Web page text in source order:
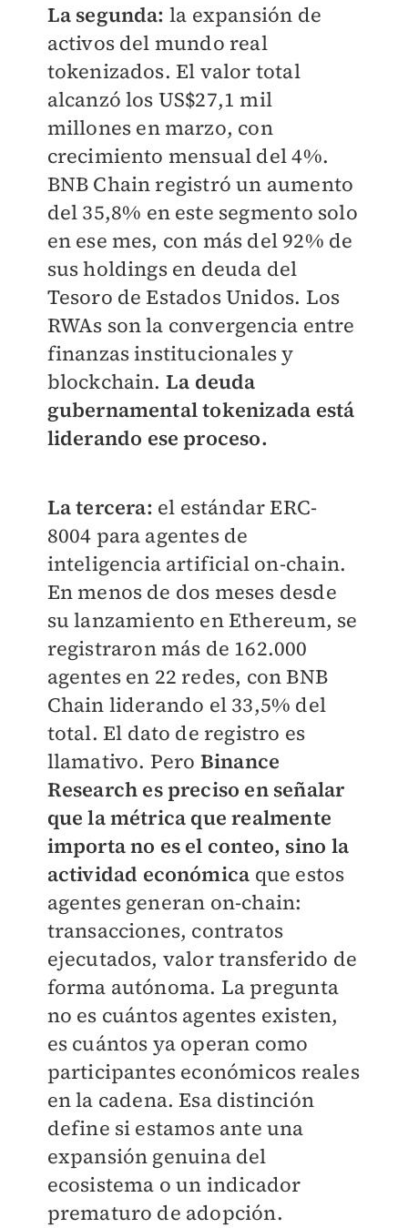
La segunda: la expansión de
activos del mundo real
tokenizados. El valor total
alcanzó los US$27,1 mil
millones en marzo, con
crecimiento mensual del 4%.
BNB Chain registró un aumento
del 35,8% en este segmento solo
en ese mes, con más del 92% de
sus holdings en deuda del
Tesoro de Estados Unidos. Los
RWAs son la convergencia entre
finanzas institucionales y
blockchain. La deuda
gubernamental tokenizada está
liderando ese proceso.
La tercera: el estándar ERC-
8004 para agentes de
inteligencia artificial on-chain.
En menos de dos meses desde
su lanzamiento en Ethereum, se
registraron más de 162.000
agentes en 22 redes, con BNB
Chain liderando el 33,5% del
total. El dato de registro es
llamativo. Pero Binance
Research es preciso en señalar
que la métrica que realmente
importa no es el conteo, sino la
actividad económica que estos
agentes generan on-chain:
transacciones, contratos
ejecutados, valor transferido de
forma autónoma. La pregunta
no es cuántos agentes existen,
es cuántos ya operan como
participantes económicos reales
en la cadena. Esa distinción
define si estamos ante una
expansión genuina del
ecosistema o un indicador
prematuro de adopción.